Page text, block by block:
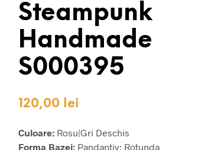
Steampunk
Handmade
S000395
120,00 lei
Culoare: Rosu|Gri Deschis
Forma Bazei: Pandantiv: Rotunda